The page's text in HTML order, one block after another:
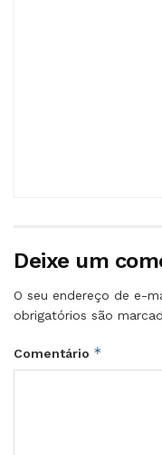
Deixe um
O seu endereço de e-
obrigatórios são
Comentário *